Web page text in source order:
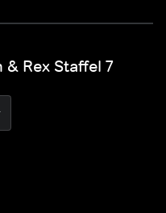
Rex Staffel 7